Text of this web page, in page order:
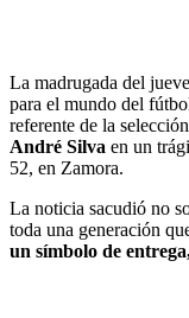
La madrugada del
para el mundo del
referente de la
André Silva en un
52, en Zamora.
La noticia sacudió no
toda una generación
un símbolo de